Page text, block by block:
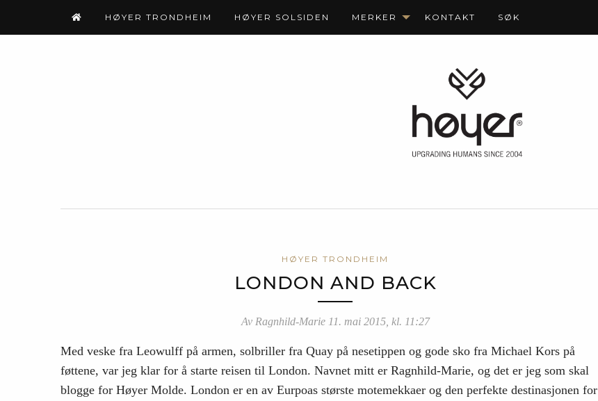
HØYER TRONDHEIM HØYER SOLSIDEN MERKER KONTAKT SØK
HØYER TRONDHEIM
LONDON AND BACK
Av Ragnhild-Marie 11. mai 2015, kl. 11:27
Med veske fra Leowulff på armen, solbriller fra Quay på nesetippen og gode sko fra Michael Kors på
føttene, var jeg klar for å starte reisen til London. Navnet mitt er Ragnhild-Marie, og det er jeg som skal
blogge for Høyer Molde. London er en av Eurpoas største motemekkaer og den perfekte destinasjonen for